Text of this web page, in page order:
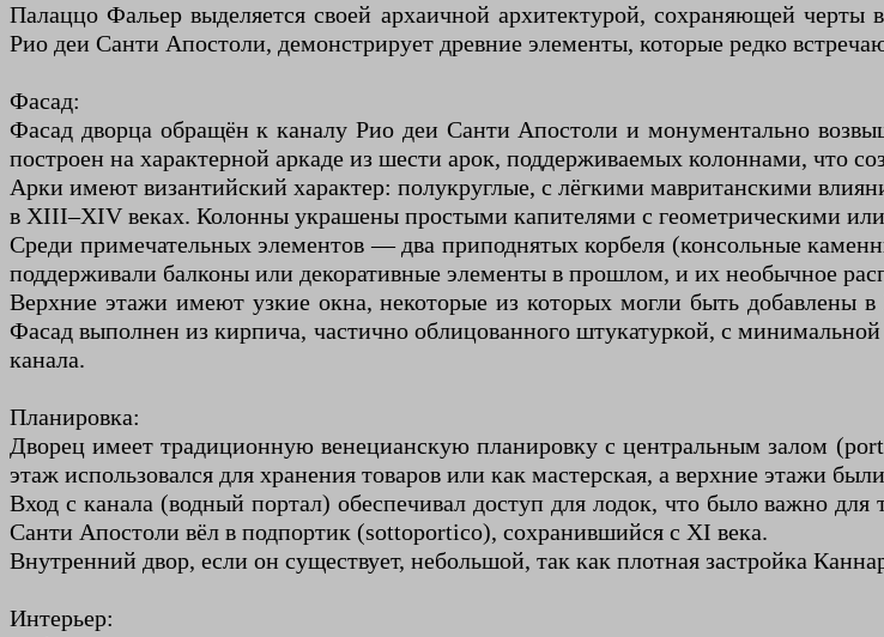
Палаццо Фальер выделяется своей архаичной архитектурой, сохраняющей
Рио деи Санти Апостоли, демонстрирует древние элементы, которые редко
Фасад:
Фасад дворца обращён к каналу Рио деи Санти Апостоли и монументально
построен на характерной аркаде из шести арок, поддерживаемых колоннами, что
Арки имеют византийский характер: полукруглые, с лёгкими мавританскими
в XIII–XIV веках. Колонны украшены простыми капителями с геометрическими
Среди примечательных элементов — два приподнятых корбеля (консольные
поддерживали балконы или декоративные элементы в прошлом, и их необычное
Верхние этажи имеют узкие окна, некоторые из которых могли быть добавлены
Фасад выполнен из кирпича, частично облицованного штукатуркой, с
канала.
Планировка:
Дворец имеет традиционную венецианскую планировку с центральным залом
этаж использовался для хранения товаров или как мастерская, а верхние этажи
Вход с канала (водный портал) обеспечивал доступ для лодок, что было важно
Санти Апостоли вёл в подпортик (sottoportico), сохранившийся с XI века.
Внутренний двор, если он существует, небольшой, так как плотная застройка
Интерьер: